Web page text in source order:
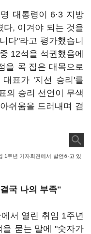
대통령이 6·3 지방
다, 이겨야 되는 것을
다"라고 평가했습니
12석을 석권했음에
을 콕 집은 대목으로
표가 '지선 승리'를
의 승리 선언이 무색
쉬움을 드러내며 겸
1주년 기자회견에서 발언하고 있
국 나의 부족"
서 열린 취임 1주년
묻는 말에 "숫자가